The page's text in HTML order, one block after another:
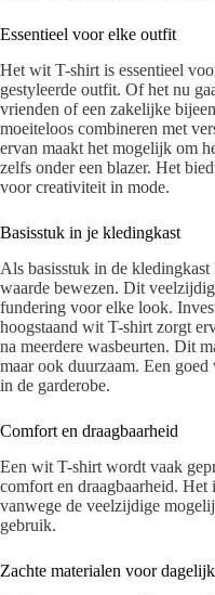
Essentieel voor elke outfit
Het wit T-shirt is essentieel
gestyleerde outfit. Of het nu
vrienden of een zakelijke
moeiteloos combineren met
ervan maakt het mogelijk om
zelfs onder een blazer. Het
voor creativiteit in mode.
Basisstuk in je kledingkast
Als basisstuk in de
waarde bewezen. Dit
fundering voor elke look.
hoogstaand wit T-shirt zorgt
na meerdere wasbeurten. Dit
maar ook duurzaam. Een
in de garderobe.
Comfort en draagbaarheid
Een wit T-shirt wordt vaak
comfort en draagbaarheid. Het
vanwege de veelzijdige
gebruik.
Zachte materialen voor